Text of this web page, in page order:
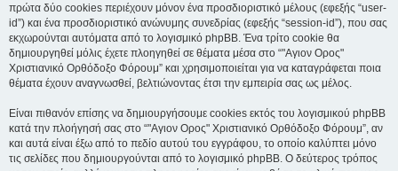
πρώτα δύο cookies περιέχουν μόνον ένα προσδιοριστικό μέλους (εφεξής “user-
id”) και ένα προσδιοριστικό ανώνυμης συνεδρίας (εφεξής “session-id”), που σας
εκχωρούνται αυτόματα από το λογισμικό phpBB. Ένα τρίτο cookie θα
δημιουργηθεί μόλις έχετε πλοηγηθεί σε θέματα μέσα στο “"Αγιον Ορος"
Χριστιανικό Ορθόδοξο Φόρουμ” και χρησιμοποιείται για να καταγράφεται ποια
θέματα έχουν αναγνωσθεί, βελτιώνοντας έτσι την εμπειρία σας ως μέλος.
Είναι πιθανόν επίσης να δημιουργήσουμε cookies εκτός του λογισμικού phpBB
κατά την πλοήγησή σας στο “"Αγιον Ορος" Χριστιανικό Ορθόδοξο Φόρουμ”, αν
και αυτά είναι έξω από το πεδίο αυτού του εγγράφου, το οποίο καλύπτει μόνο
τις σελίδες που δημιουργούνται από το λογισμικό phpBB. Ο δεύτερος τρόπος